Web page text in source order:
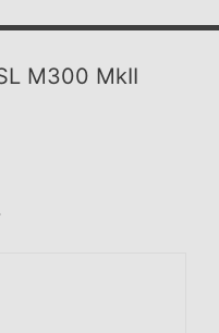
M300 MkII